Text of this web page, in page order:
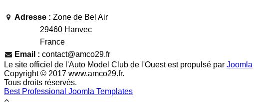
Adresse : Zone de Bel Air
29460 Hanvec
France
Email : contact@amco29.fr
Le site officiel de l'Auto Model Club de l'Ouest est propulsé par Joomla
Copyright © 2017 www.amco29.fr.
Tous droits réservés.
Best Professional Joomla Templates